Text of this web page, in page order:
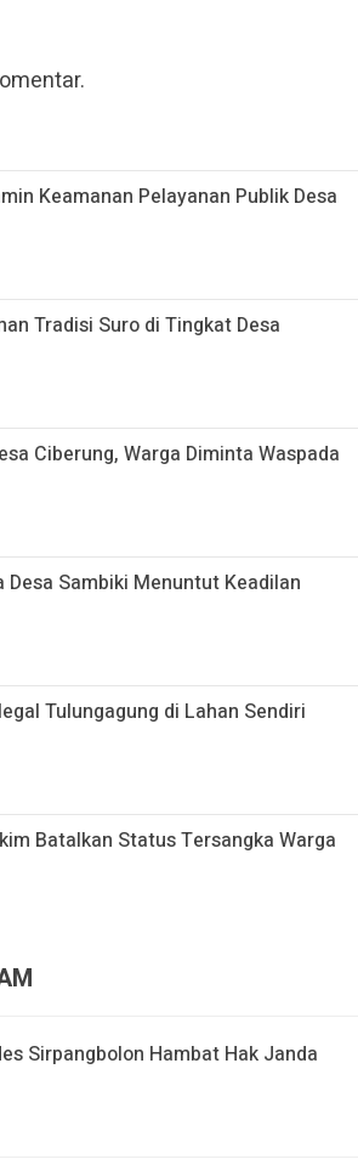
Keamanan Pelayanan Publik Desa
Tradisi Suro di Tingkat Desa
Ciberung, Warga Diminta Waspada
Desa Sambiki Menuntut Keadilan
Tulungagung di Lahan Sendiri
Batalkan Status Tersangka Warga
Sirpangbolon Hambat Hak Janda